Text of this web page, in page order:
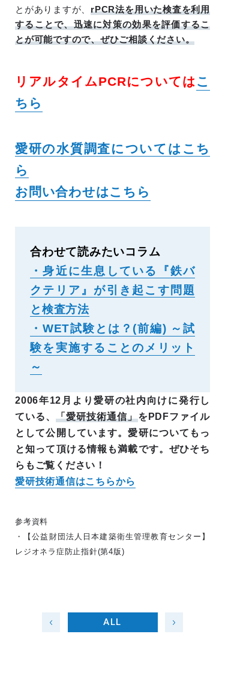
とがありますが、rPCR法を用いた検査を利用
することで、迅速に対策の効果を評価するこ
とが可能ですので、ぜひご相談ください。
リアルタイムPCRについては こ
ちら
愛研の水質調査についてはこち
ら
お問い合わせはこちら
合わせて読みたいコラム
・身近に生息している『鉄バ
クテリア』が引き起こす問題
と検査方法
・WET試験とは？(前編) ～試
験を実施することのメリット
～
2006年12月より愛研の社内向けに発行し
ている、「愛研技術通信」をPDFファイル
として公開しています。愛研についてもっ
と知って頂ける情報も満載です。ぜひそち
らもご覧ください！
愛研技術通信はこちらから
参考資料
・【公益財団法人日本建築衛生管理教育センター】
レジオネラ症防止指針(第4版)
ALL